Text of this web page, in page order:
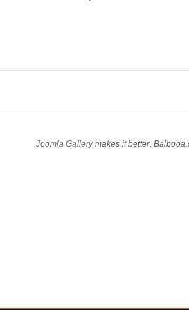
Joomla Gallerymakes it better.